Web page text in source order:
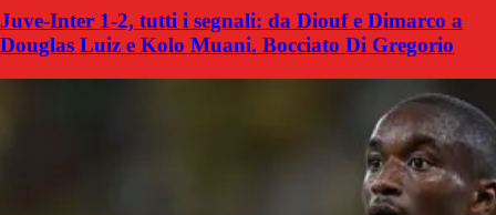
Juve-Inter 1-2, tutti i segnali: da Diouf e Dimarco a
Douglas Luiz e Kolo Muani. Bocciato Di Gregorio